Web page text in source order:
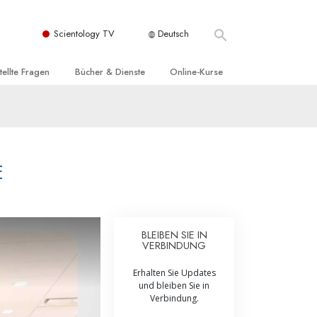
Scientology TV Deutsch
Fragen
der Scientology
Bücher & Dienste
Dienste
Online-Kurse
Beistände bei Krankheiten und
Integrität und Ehrlichkeit
BLEIBEN SIE IN
VERBINDUNG
Erhalten Sie Updates
und bleiben Sie in
Verbindung.